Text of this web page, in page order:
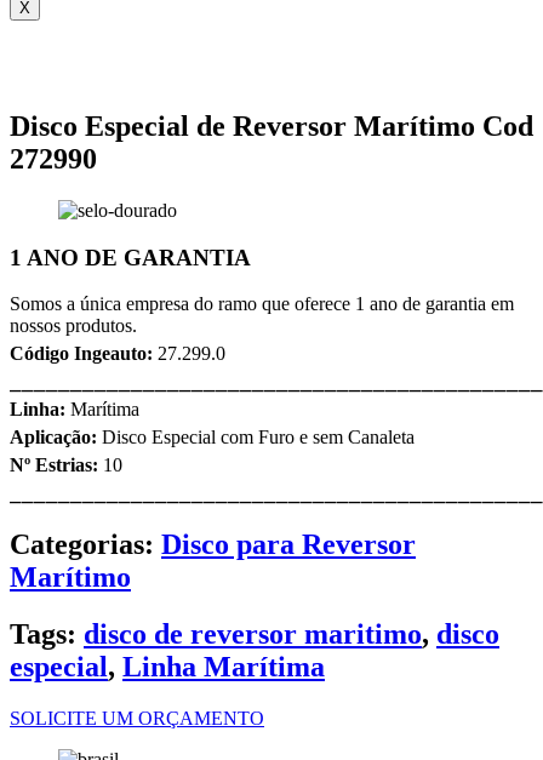
X
Disco Especial de Reversor Marítimo Cod
272990
1 ANO DE GARANTIA
Somos a única empresa do ramo que oferece 1 ano de garantia em
nossos produtos.
Código Ingeauto: 27.299.0
Linha: Marítima
Aplicação: Disco Especial com Furo e sem Canaleta
Nº Estrias: 10
Categorias: Disco para Reversor
Marítimo
Tags: disco de reversor maritimo, disco
especial, Linha Marítima
SOLICITE UM ORÇAMENTO